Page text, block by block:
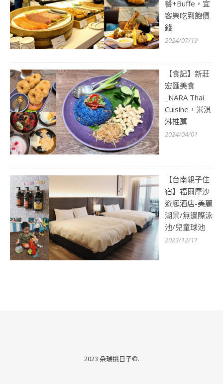
餐+Buffe，宜
客樂吃到飽價
錢
2024/07/19
【食記】新莊
宏匯美食
_NARA Thai
Cuisine，米淇
淋推薦
2024/04/01
【台南親子住
宿】福爾摩沙
遊艇酒店-美麗
湖景/無邊際泳
池/兒童球池
2023/12/11
2023 朵瑞挑日子©.